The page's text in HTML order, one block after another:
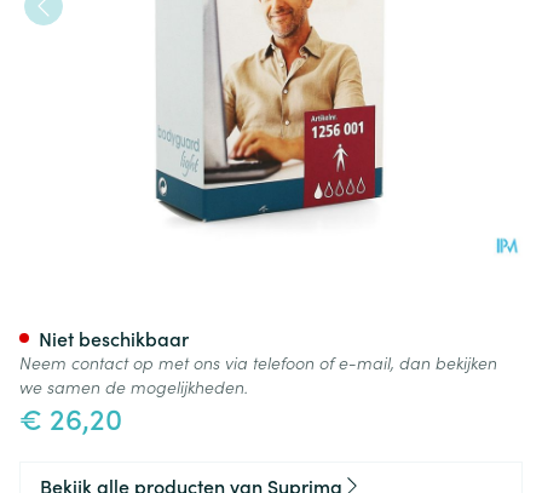
€ 26,20
Niet beschikbaar
Neem contact op met ons via telefoon of e-mail, dan bekijken
we samen de mogelijkheden.
Bekijk alle producten van Suprima